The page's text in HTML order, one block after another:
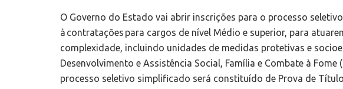
O Governo do Estado vai abrir inscrições para o processo
à contratações para cargos de nível Médio e superior, para
complexidade, incluindo unidades de medidas protetivas e
Desenvolvimento e Assistência Social, Família e Combate à Fome
processo seletivo simplificado será constituído de Prova de